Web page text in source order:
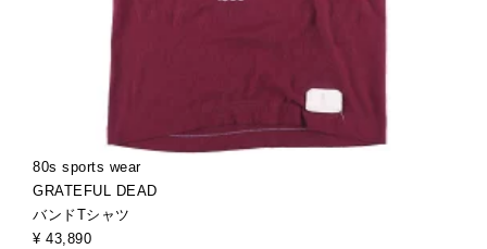
80s sports wear
GRATEFUL DEAD
バンドTシャツ
¥ 43,890